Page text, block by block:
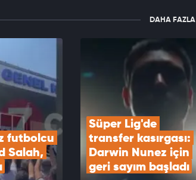
DAHA FAZLA
futbolcu
Salah,
Süper Lig'de
transfer kasırgası:
Darwin Nunez için
geri sayım başladı